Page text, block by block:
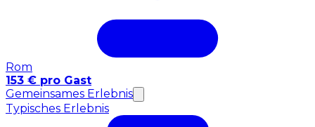
Rom
153 € pro Gast
Gemeinsames Erlebnis
Typisches Erlebnis